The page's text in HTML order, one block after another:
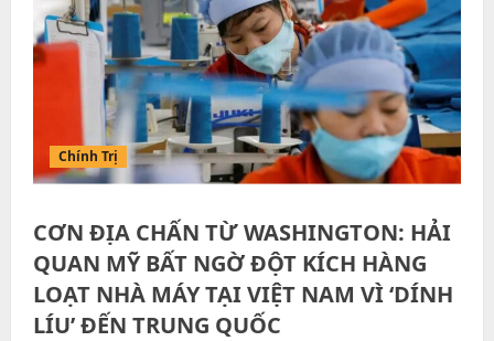
Chính Trị
CƠN ĐỊA CHẤN TỪ WASHINGTON: HẢI
QUAN MỸ BẤT NGỜ ĐỘT KÍCH HÀNG
LOẠT NHÀ MÁY TẠI VIỆT NAM VÌ ‘DÍNH
LÍU’ ĐẾN TRUNG QUỐC